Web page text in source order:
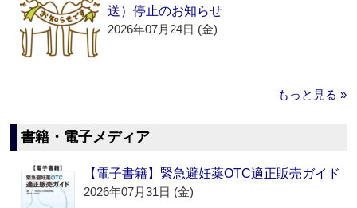
送）停止のお知らせ
2026年07月24日 (金)
もっと見る »
書籍・電子メディア
【電子書籍】緊急避妊薬OTC適正販売ガイド
2026年07月31日 (金)